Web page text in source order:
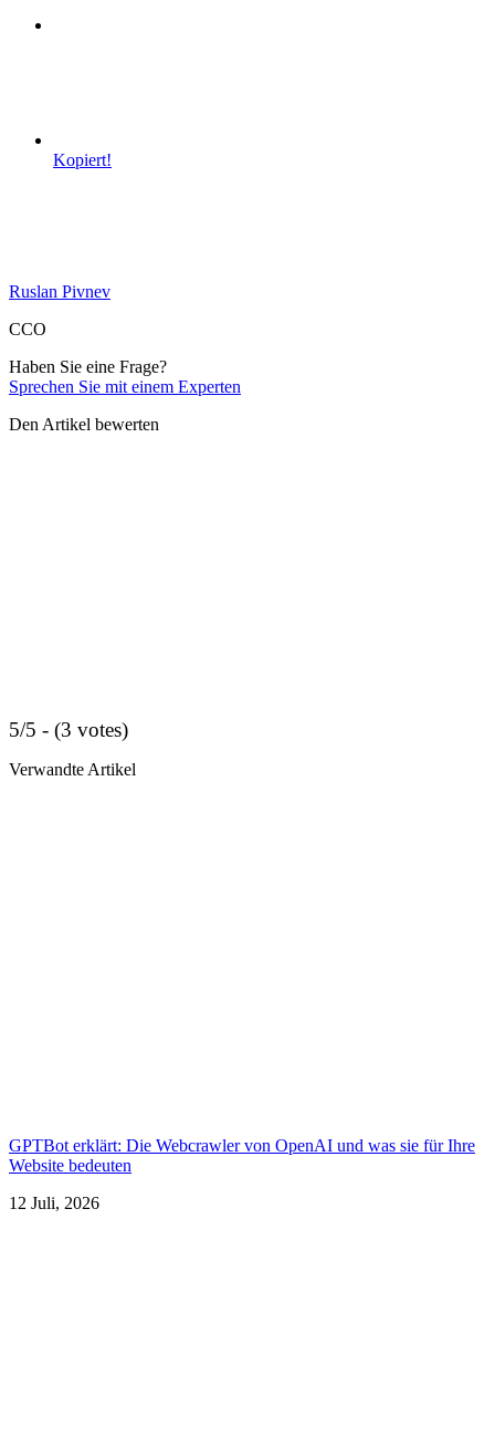
Kopiert!
Ruslan Pivnev
CCO
Haben Sie eine Frage?
Sprechen Sie mit einem Experten
Den Artikel bewerten
5/5 - (3 votes)
Verwandte Artikel
GPTBot erklärt: Die Webcrawler von OpenAI und was sie für Ihre
Website bedeuten
12 Juli, 2026